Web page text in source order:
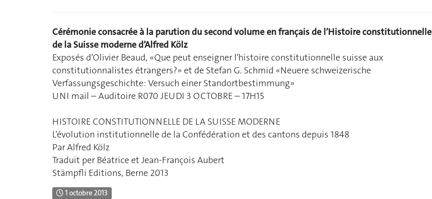
Cérémonie consacrée à la parution du second volume en français de l’Histoire constitutionnelle
de la Suisse moderne d’Alfred Kölz
Exposés d’Olivier Beaud, «Que peut enseigner l'histoire constitutionnelle suisse aux
constitutionnalistes étrangers?» et de Stefan G. Schmid «Neuere schweizerische
Verfassungsgeschichte: Versuch einer Standortbestimmung»
UNI mail – Auditoire R070 JEUDI 3 OCTOBRE – 17H15
HISTOIRE CONSTITUTIONNELLE DE LA SUISSE MODERNE
L’évolution institutionnelle de la Confédération et des cantons depuis 1848
Par Alfred Kölz
Traduit per Béatrice et Jean-François Aubert
Stämpfli Editions, Berne 2013
1 octobre 2013